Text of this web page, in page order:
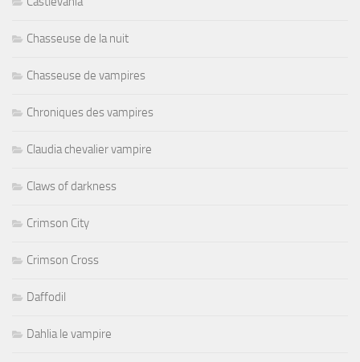
Chasseuse de la nuit
Chasseuse de vampires
Chroniques des vampires
Claudia chevalier vampire
Claws of darkness
Crimson City
Crimson Cross
Daffodil
Dahlia le vampire